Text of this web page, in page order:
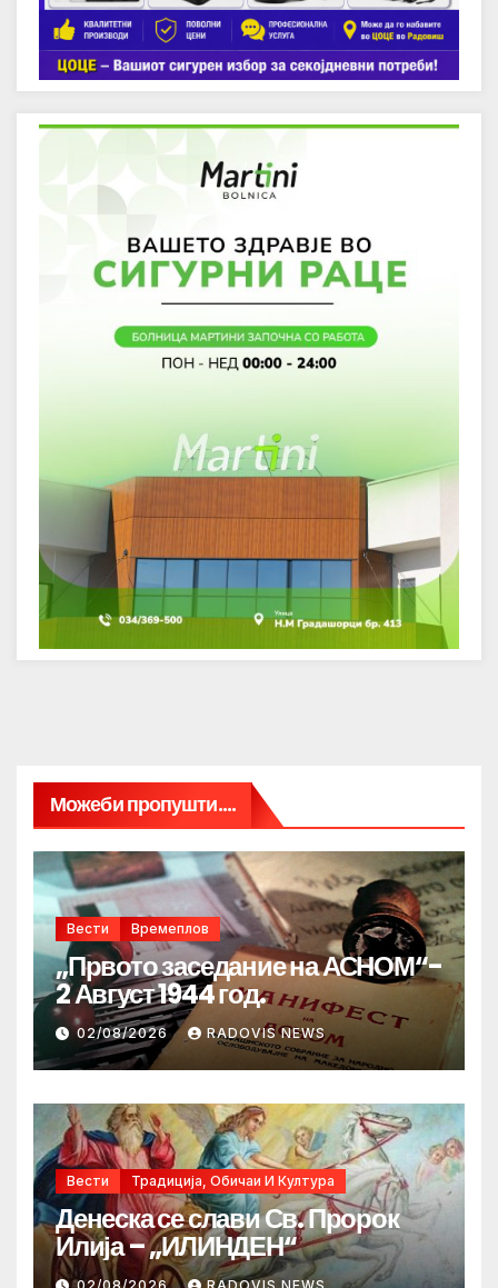
Можеби пропушти....
Вести Времеплов
„Првото заседание на АСНОМ“-
2 Август 1944 год.
02/08/2026 RADOVIS NEWS
Вести Традиција, Обичаи И Култура
Денеска се слави Св. Пророк
Илија – „ИЛИНДЕН“